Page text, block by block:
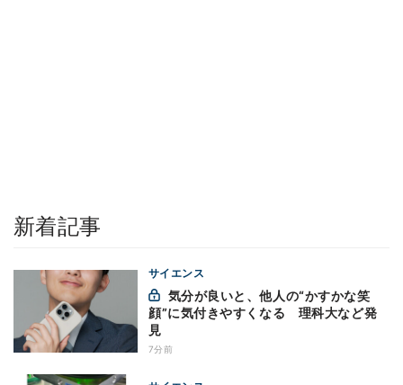
新着記事
サイエンス
顔”に気付きやすくなる 理科大など発
見
7分前